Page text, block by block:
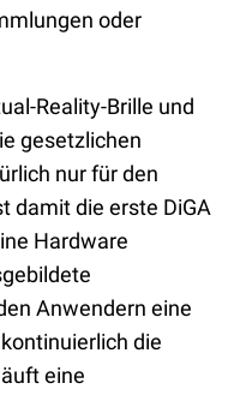
oder
Reality-Brille und
gesetzlichen
nur für den
damit die erste DiGA
Hardware
Anwendern eine
die
eine